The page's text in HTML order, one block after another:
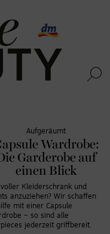
Aufgeräumt
Wardrobe:
Garderobe auf
einen Blick
voller Kleiderschrank und
anzuziehen? Wir schaffen
mit einer Capsule
– so sind alle
jederzeit griffbereit.